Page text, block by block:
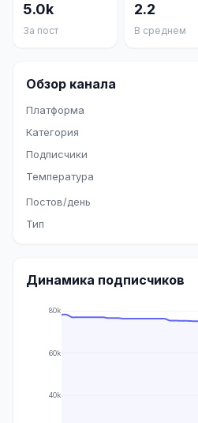
5.0k
За пост
2.2
В среднем
Обзор канала
Платформа
Категория
Подписчики
Температура
Постов/день
Тип
Динамика подписчиков
40k
60k
80k